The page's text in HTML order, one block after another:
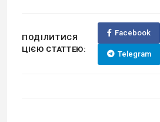
ПОДІЛИТИСЯ
ЦІЄЮ СТАТТЕЮ:
Facebook
Telegram